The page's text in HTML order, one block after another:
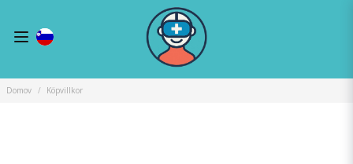
Domov Köpvillkor